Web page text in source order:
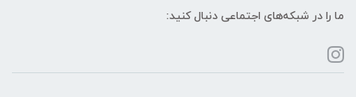
ما را در شبکه‌های اجتماعی دنبال کنید: